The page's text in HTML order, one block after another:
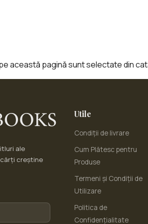
această pagină sunt selectate din
ale
cărți creștine
Utile
Condiții de livrare
Cum Plătesc pentru
Produse
Termeni și Condiții de
Utilizare
Politica de
Confidențialitate